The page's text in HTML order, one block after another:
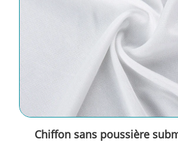
Chiffon sans poussière